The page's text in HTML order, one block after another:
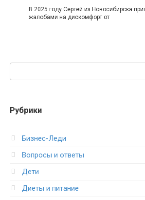
В 2025 году Сергей из Новосибирска
жалобами на дискомфорт от
Рубрики
Бизнес-Леди
Вопросы и ответы
Дети
Диеты и питание